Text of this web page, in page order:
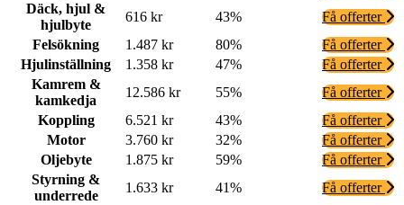
Däck, hjul &
hjulbyte
616 kr 43%
Få offerter
Felsökning
1.487 kr 80%
Få offerter
Hjulinställning
1.358 kr 47%
Få offerter
Kamrem &
kamkedja
12.586 kr 55%
Få offerter
Koppling
6.521 kr 43%
Få offerter
Motor
3.760 kr 32%
Få offerter
Oljebyte
1.875 kr 59%
Få offerter
Styrning &
underrede
1.633 kr 41%
Få offerter